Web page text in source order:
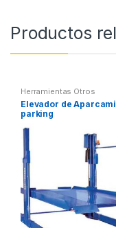
Productos
Herramientas Otros
Elevador de
parking